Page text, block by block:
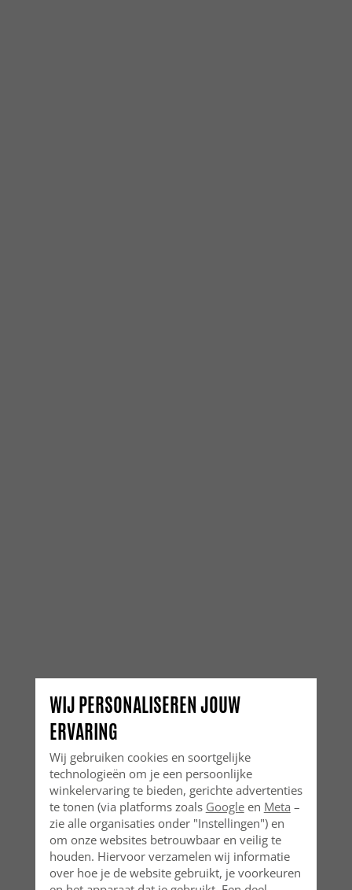
WIJ PERSONALISEREN JOUW
ERVARING
Wij gebruiken cookies en soortgelijke
technologieën om je een persoonlijke
winkelervaring te bieden, gerichte advertenties
te tonen (via platforms zoals Googleen Meta –
zie alle organisaties onder "Instellingen") en
om onze websites betrouwbaar en veilig te
houden. Hiervoor verzamelen wij informatie
over hoe je de website gebruikt, je voorkeuren